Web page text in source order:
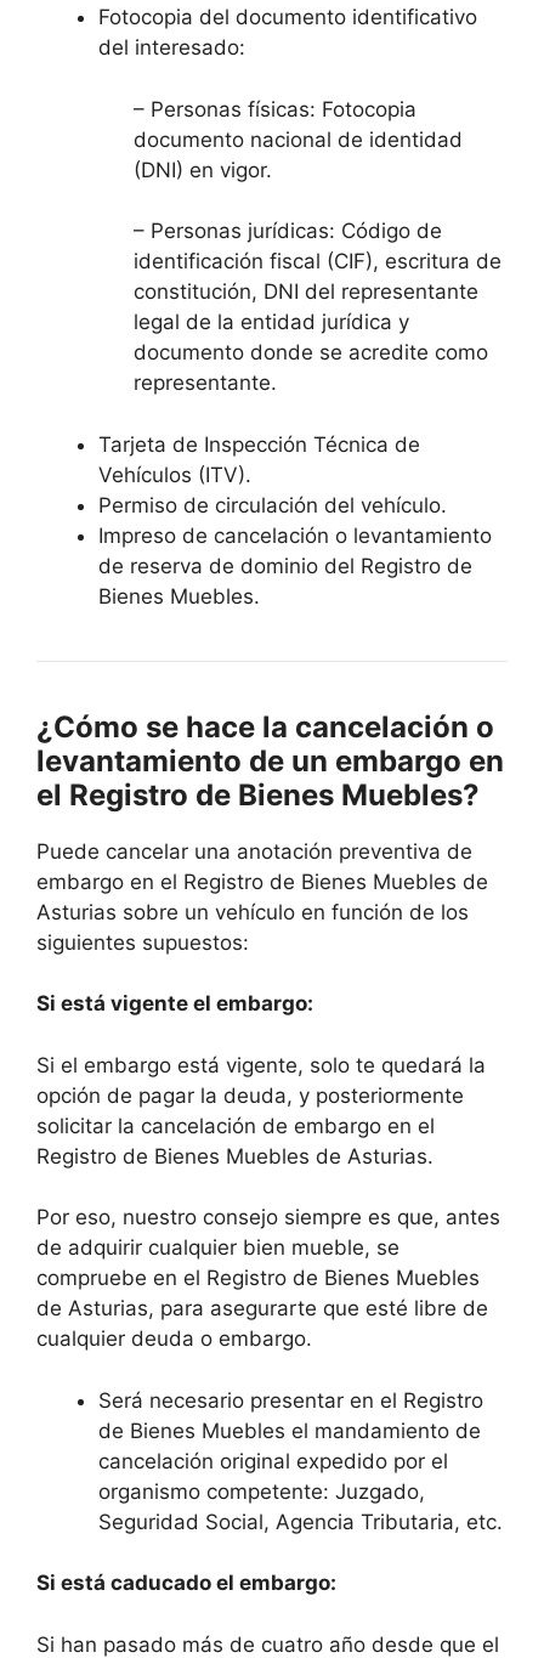
Fotocopia del documento identificativo
del interesado:
– Personas físicas: Fotocopia
documento nacional de identidad
(DNI) en vigor.
– Personas jurídicas: Código de
identificación fiscal (CIF), escritura de
constitución, DNI del representante
legal de la entidad jurídica y
documento donde se acredite como
representante.
Tarjeta de Inspección Técnica de
Vehículos (ITV).
Permiso de circulación del vehículo.
Impreso de cancelación o levantamiento
de reserva de dominio del Registro de
Bienes Muebles.
¿Cómo se hace la cancelación o
levantamiento de un embargo en
el Registro de Bienes Muebles?
Puede cancelar una anotación preventiva de
embargo en el Registro de Bienes Muebles de
Asturias sobre un vehículo en función de los
siguientes supuestos:
Si está vigente el embargo:
Si el embargo está vigente, solo te quedará la
opción de pagar la deuda, y posteriormente
solicitar la cancelación de embargo en el
Registro de Bienes Muebles de Asturias.
Por eso, nuestro consejo siempre es que, antes
de adquirir cualquier bien mueble, se
compruebe en el Registro de Bienes Muebles
de Asturias, para asegurarte que esté libre de
cualquier deuda o embargo.
Será necesario presentar en el Registro
de Bienes Muebles el mandamiento de
cancelación original expedido por el
organismo competente: Juzgado,
Seguridad Social, Agencia Tributaria, etc.
Si está caducado el embargo:
Si han pasado más de cuatro año desde que el